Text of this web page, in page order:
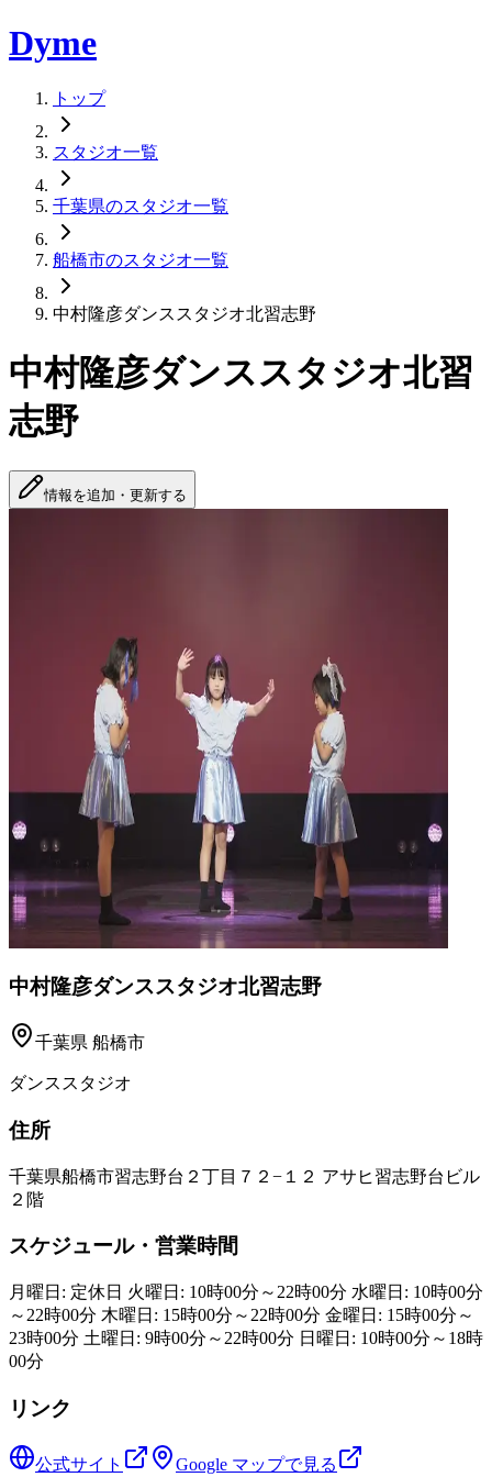
Dyme
トップ
スタジオ一覧
千葉県のスタジオ一覧
船橋市のスタジオ一覧
中村隆彦ダンススタジオ北習志野
中村隆彦ダンススタジオ北習
志野
情報を追加・更新する
中村隆彦ダンススタジオ北習志野
千葉県 船橋市
ダンススタジオ
住所
千葉県船橋市習志野台２丁目７２−１２ アサヒ習志野台ビル
２階
スケジュール・営業時間
月曜日: 定休日 火曜日: 10時00分～22時00分 水曜日: 10時00分
～22時00分 木曜日: 15時00分～22時00分 金曜日: 15時00分～
23時00分 土曜日: 9時00分～22時00分 日曜日: 10時00分～18時
00分
リンク
公式サイト Google マップで見る